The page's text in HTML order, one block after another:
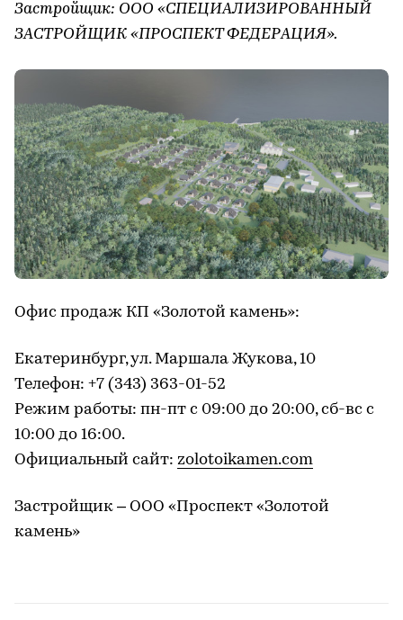
Застройщик: ООО «СПЕЦИАЛИЗИРОВАННЫЙ
ЗАСТРОЙЩИК «ПРОСПЕКТ ФЕДЕРАЦИЯ».
Офис продаж КП «Золотой камень»:
Екатеринбург, ул. Маршала Жукова, 10
Телефон: +7 (343) 363-01-52
Режим работы: пн-пт с 09:00 до 20:00, сб-вс с
10:00 до 16:00.
Официальный сайт: zolotoikamen.com
Застройщик – ООО «Проспект «Золотой
камень»